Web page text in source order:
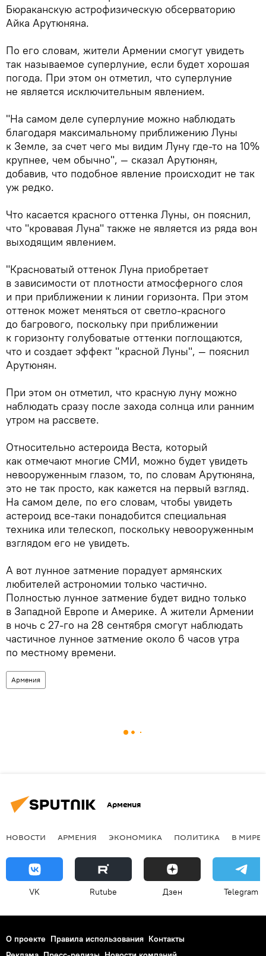
Бюраканскую астрофизическую обсерваторию
Айка Арутюняна.
По его словам, жители Армении смогут увидеть
так называемое суперлуние, если будет хорошая
погода. При этом он отметил, что суперлуние
не является исключительным явлением.
"На самом деле суперлуние можно наблюдать
благодаря максимальному приближению Луны
к Земле, за счет чего мы видим Луну где-то на 10%
крупнее, чем обычно", — сказал Арутюнян,
добавив, что подобное явление происходит не так
уж редко.
Что касается красного оттенка Луны, он пояснил,
что "кровавая Луна" также не является из ряда вон
выходящим явлением.
"Красноватый оттенок Луна приобретает
в зависимости от плотности атмосферного слоя
и при приближении к линии горизонта. При этом
оттенок может меняться от светло-красного
до багрового, поскольку при приближении
к горизонту голубоватые оттенки поглощаются,
что и создает эффект "красной Луны", — пояснил
Арутюнян.
При этом он отметил, что красную луну можно
наблюдать сразу после захода солнца или ранним
утром на рассвете.
Относительно астероида Веста, который
как отмечают многие СМИ, можно будет увидеть
невооруженным глазом, то, по словам Арутюняна,
это не так просто, как кажется на первый взгляд.
На самом деле, по его словам, чтобы увидеть
астероид все-таки понадобится специальная
техника или телескоп, поскольку невооруженным
взглядом его не увидеть.
А вот лунное затмение порадует армянских
любителей астрономии только частично.
Полностью лунное затмение будет видно только
в Западной Европе и Америке. А жители Армении
в ночь с 27-го на 28 сентября смогут наблюдать
частичное лунное затмение около 6 часов утра
по местному времени.
Армения
Армения
НОВОСТИ АРМЕНИЯ ЭКОНОМИКА ПОЛИТИКА В МИРЕ
VK Rutube Дзен Telegram
О проекте Правила использования Контакты